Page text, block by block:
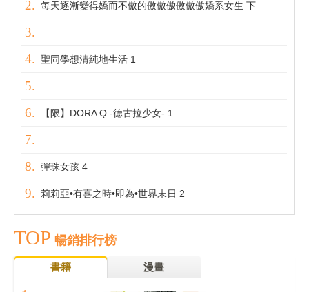
每天逐漸變得嬌而不傲的傲傲傲傲傲傲嬌系女生 下
聖同學想清純地生活 1
【限】DORA Q -德古拉少女- 1
彈珠女孩 4
莉莉亞•有喜之時•即為•世界末日 2
TOP 暢銷排行榜
書籍 漫畫